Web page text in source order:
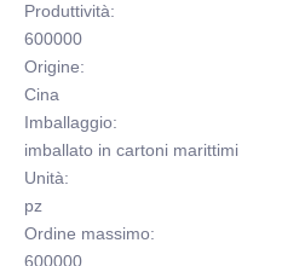
Produttività:
600000
Origine:
Cina
Imballaggio:
imballato in cartoni marittimi
Unità:
pz
Ordine massimo:
600000